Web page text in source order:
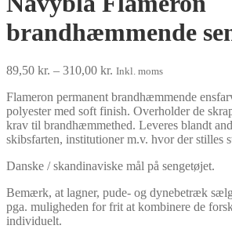
brandhæmmende
89,50 kr. – 310,00 kr. Prisinterval:
til
310,00 kr.
Inkl. moms
Flameron permanent brandhæmmende
polyester med soft finish. Overholder de
krav til brandhæmmethed. Leveres blandt
skibsfarten, institutioner m.v. hvor der stilles
Danske / skandinaviske mål på sengetøjet.
Bemærk, at lagner, pude- og dynebetræk
pga. muligheden for frit at kombinere de
individuelt.